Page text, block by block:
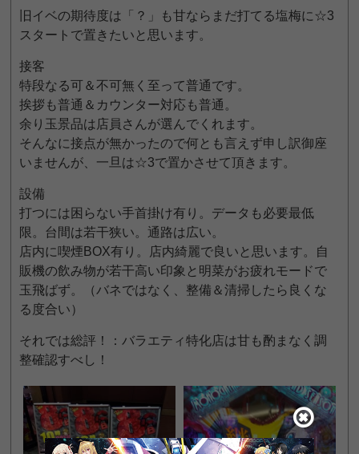
旧イベの期待度は「？」も甘ならまだ打てる塩梅に☆3
スタートで置きたいと思います。
接客
特段なる可＆不可無く至って普通です。
挨拶も普通＆カウンター対応も普通。
余り玉景品は店員さんが選んでくれます。
そんなに接点が無かったので何とも言えず申し訳御座
いませんが、一旦は☆3で置かさせて頂きます。
設備
打つには困らない手首掛け有り。データも必要最低
限。台間は若干狭い。通路は広い。
店内に喫煙BOX有り。店内綺麗で良いと思います。自
販機の飲み物が若干高い印象と明菜がお疲れモードで
玉飛ばず。（バネではなく、整備＆清掃したら良くな
る度合い）
それでは総評！：バラエティ特化店は甘も酌まなく調
整確認すべし！